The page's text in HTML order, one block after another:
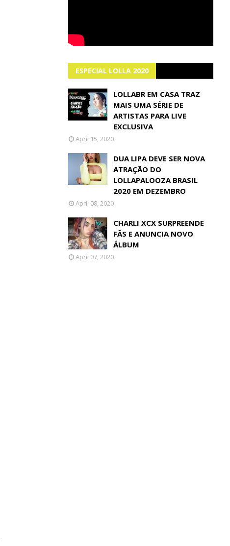
ESPECIAL LOLLA 2020
LOLLABR EM CASA TRAZ
MAIS UMA SÉRIE DE
ARTISTAS PARA LIVE
EXCLUSIVA
April 15, 2020
DUA LIPA DEVE SER NOVA
ATRAÇÃO DO
LOLLAPALOOZA BRASIL
2020 EM DEZEMBRO
April 08, 2020
CHARLI XCX SURPREENDE
FÃS E ANUNCIA NOVO
ÁLBUM
April 07, 2020